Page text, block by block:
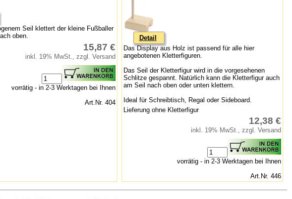
Seil klettert der kleine Fußballer
oben.
15,87 €
inkl. 19% MwSt., zzgl. Versand
vorrätig - in 2-3 Werktagen bei Ihnen
Art.Nr. 404
Detail
Das Display aus Holz ist passend für alle hier
angebotenen Kletterfiguren.
Das Seil der Kletterfigur wird in die vorgesehenen
Schlitze gespannt. Natürlich kann die Kletterfigur auch
am Seil nach oben oder unten klettern.
Ideal für Schreibtisch, Regal oder Sideboard.
Lieferung ohne Kletterfigur
12,38 €
inkl. 19% MwSt., zzgl. Versand
vorrätig - in 2-3 Werktagen bei Ihnen
Art.Nr. 446